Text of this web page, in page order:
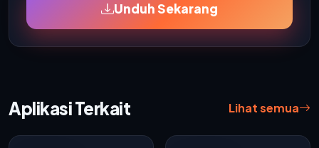
Unduh Sekarang
Aplikasi Terkait Lihat semua